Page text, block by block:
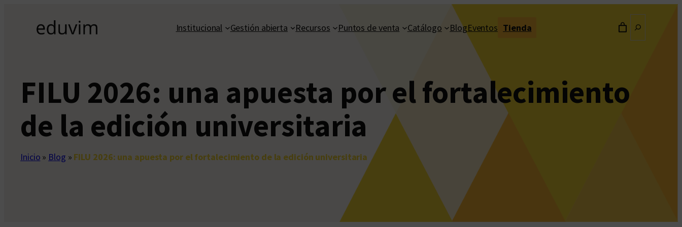
contenido
Institucional Gestión abierta Recursos Puntos de venta Catálogo BlogEventos Tienda
FILU 2026: una apuesta por el fortalecimiento
de la edición universitaria
Inicio » Blog » FILU 2026: una apuesta por el fortalecimiento de la edición universitaria